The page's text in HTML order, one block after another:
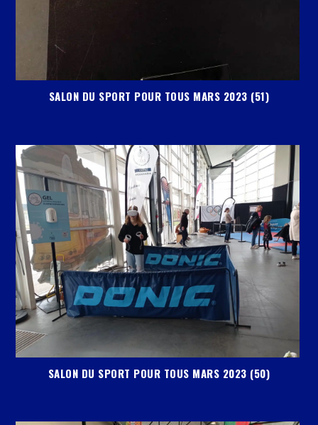
SALON DU SPORT POUR TOUS MARS 2023 (51)
SALON DU SPORT POUR TOUS MARS 2023 (50)